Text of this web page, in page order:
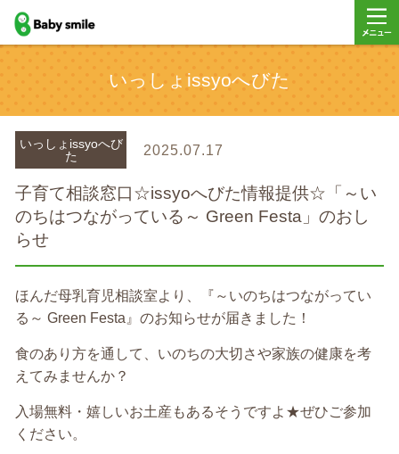
baby smile
いっしょissyoへびた
いっしょissyoへび
た
2025.07.17
子育て相談窓口☆issyoへびた情報提供☆「～い
のちはつながっている～ Green Festa」のおし
らせ
ほんだ母乳育児相談室より、『～いのちはつながってい
る～ Green Festa』のお知らせが届きました！
食のあり方を通して、いのちの大切さや家族の健康を考
えてみませんか？
入場無料・嬉しいお土産もあるそうですよ★ぜひご参加
ください。